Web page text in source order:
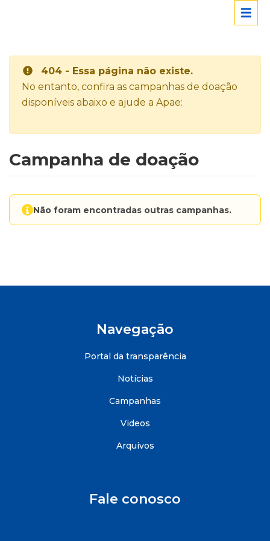
404 - Essa página não existe.
No entanto, confira as campanhas de doação
disponíveis abaixo e ajude a Apae:
Campanha de doação
Não foram encontradas outras campanhas.
Navegação
Portal da transparência
Notícias
Campanhas
Videos
Arquivos
Fale conosco